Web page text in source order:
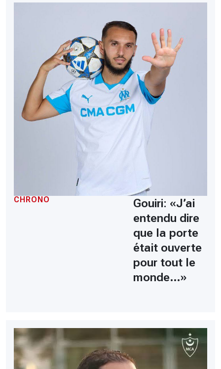
CHRONO
Gouiri: «J’ai
entendu dire
que la porte
était ouverte
pour tout le
monde…»